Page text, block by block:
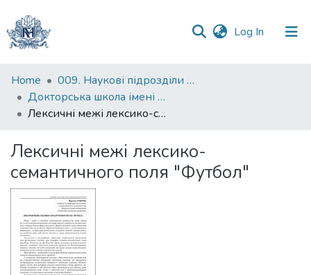
Log In (current)
Communities
&
Collections
Statistics
Home
009. Наукові підрозділи НаУКМА
Докторська школа імені родини Юхименків
Лексичні межі лексико-семантичного поля "Футбол"
Лексичні межі лексико-
семантичного поля "Футбол"